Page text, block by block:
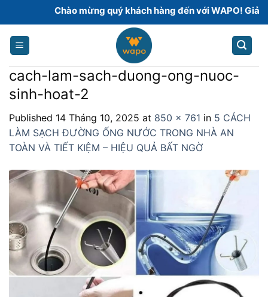
to
content
Chào mừng quý khách hàng đến với WAPO! Giải
cach-lam-sach-duong-ong-nuoc-
sinh-hoat-2
Published 14 Tháng 10, 2025 at 850 × 761 in 5 CÁCH
LÀM SẠCH ĐƯỜNG ỐNG NƯỚC TRONG NHÀ AN
TOÀN VÀ TIẾT KIỆM – HIỆU QUẢ BẤT NGỜ